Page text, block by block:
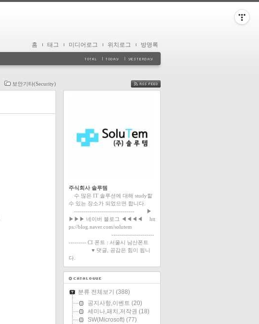
홈 태그 미디어로그 위치로그 방명록
보안기타(Security)
FEED
주식회사 솔루템
수 많은 IT 솔루션에 대해 study할
수 있는 장소가 되었으면 합니다.
------------------------------- ▶
▶▶▶ 네이버 블로그 ◀◀◀◀ htt
ps://blog.naver.com/solutem
----------------------
--------- CI 폰트 : 서울시 남산폰트
♥ 댓글, 공감은 힘이 됩니
다.
분류 전체보기 (388)
공지사항,이벤트 (20)
세미나,패치,저작권 (18)
SW(Microsoft) (77)